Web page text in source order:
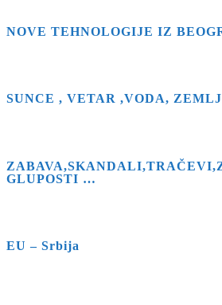
NOVE TEHNOLOGIJE IZ
SUNCE , VETAR ,VODA,
GLUPOSTI …
EU – Srbija